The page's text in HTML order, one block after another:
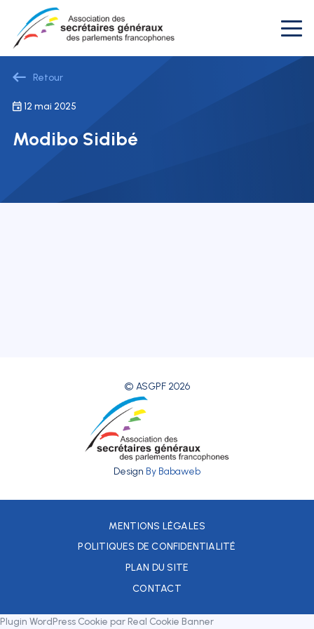
Retour
12 mai 2025
Modibo Sidibé
© ASGPF 2026
Design By Babaweb
MENTIONS LÉGALES
POLITIQUES DE CONFIDENTIALITÉ
PLAN DU SITE
CONTACT
Plugin WordPress Cookie par Real Cookie Banner